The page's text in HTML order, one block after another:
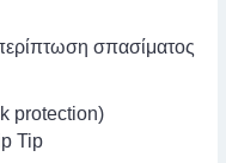
σπασίματος
protection)
Tip